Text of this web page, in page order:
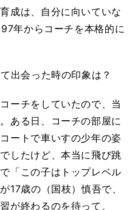
成は、自分に向いていな
年からコーチを本格的に
会った時の印象は？
ーチをしていたので、当
ある日、コーチの部屋に
ートで車いすの少年の姿
したけど、本当に飛び跳
「この子はトップレベル
17歳の（国枝）慎吾で、
が終わるのを待って、